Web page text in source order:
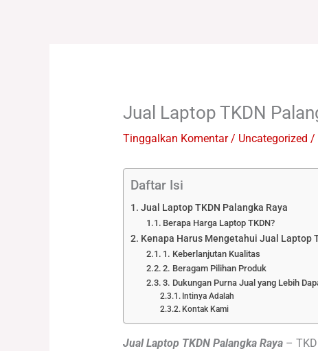
Jual Laptop TKDN
Tinggalkan Komentar / Uncategorized /
Daftar Isi
Jual Laptop TKDN Palangka Raya
Berapa Harga Laptop TKDN?
Kenapa Harus Mengetahui Jual Laptop
1. Keberlanjutan Kualitas
2. Beragam Pilihan Produk
3. Dukungan Purna Jual yang Lebih
Intinya Adalah
Kontak Kami
Jual Laptop TKDN Palangka Raya–